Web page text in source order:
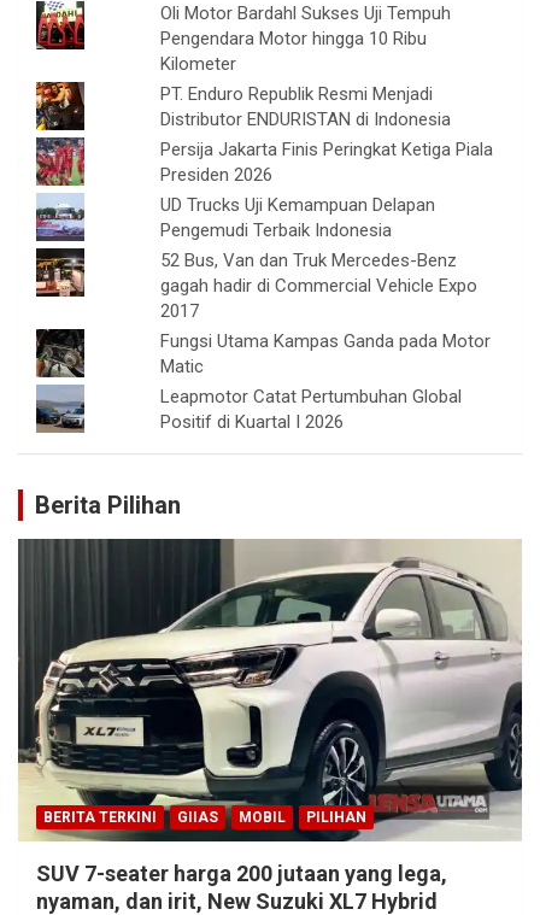
Oli Motor Bardahl Sukses Uji Tempuh
Pengendara Motor hingga 10 Ribu
Kilometer
PT. Enduro Republik Resmi Menjadi
Distributor ENDURISTAN di Indonesia
Persija Jakarta Finis Peringkat Ketiga Piala
Presiden 2026
UD Trucks Uji Kemampuan Delapan
Pengemudi Terbaik Indonesia
52 Bus, Van dan Truk Mercedes-Benz
gagah hadir di Commercial Vehicle Expo
2017
Fungsi Utama Kampas Ganda pada Motor
Matic
Leapmotor Catat Pertumbuhan Global
Positif di Kuartal I 2026
Berita Pilihan
BERITA TERKINI GIIAS MOBIL PILIHAN
SUV 7-seater harga 200 jutaan yang lega,
nyaman, dan irit, New Suzuki XL7 Hybrid